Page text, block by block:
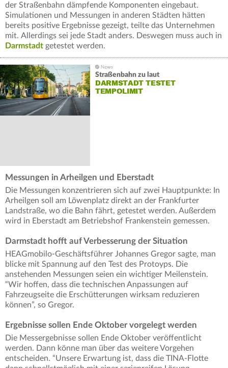
der Straßenbahn dämpfende Komponenten eingebaut.
Simulationen und Messungen in anderen Städten hätten
bereits positive Ergebnisse gezeigt, teilte das Unternehmen
mit. Allerdings sei jede Stadt anders. Deswegen muss auch in
Darmstadt getestet werden.
Straßenbahn zu laut
DARMSTADT TESTET
TEMPOLIMIT
Messungen in Arheilgen und Eberstadt
Die Messungen konzentrieren sich auf zwei Hauptpunkte: In
Arheilgen soll am Löwenplatz direkt an der Frankfurter
Landstraße, wo die Bahn fährt, getestet werden. Außerdem
wird in Eberstadt am Betriebshof Frankenstein gemessen.
Darmstadt hofft auf Verbesserung der Situation
HEAGmobilo-Geschäftsführer Johannes Gregor sagte, man
blicke mit Spannung auf den Test des Protoyps. Die
anstehenden Messungen seien ein wichtiger Meilenstein.
“Wir hoffen, dass die technischen Anpassungen auf
Fahrzeugseite die Erschütterungen wirksam reduzieren
können”, so Gregor.
Ergebnisse sollen Ende Oktober vorgelegt werden
Die Messergebnisse sollen Ende Oktober veröffentlicht
werden. Dann könne man über das weitere Vorgehen
entscheiden. “Unsere Erwartung ist, dass die TINA-Flotte